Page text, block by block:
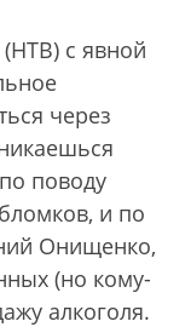
с явной
через
поводу
и по
Онищенко,
(но кому-
алкоголя.